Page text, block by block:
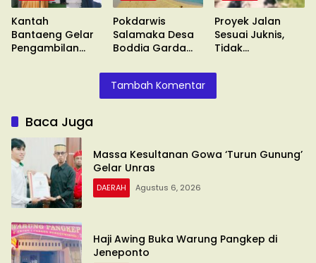
Kantah
Bantaeng Gelar
Pengambilan
Pokdarwis
Salamaka Desa
Boddia Garda
Proyek Jalan
Sesuai Juknis,
Tidak
Tambah Komentar
Baca Juga
Massa Kesultanan Gowa ‘Turun Gunung’
Gelar Unras
DAERAH Agustus 6, 2026
Haji Awing Buka Warung Pangkep di
Jeneponto